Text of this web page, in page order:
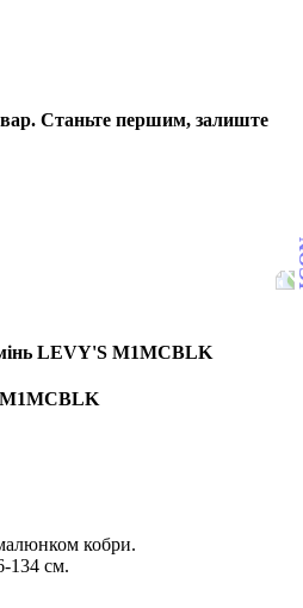
Станьте першим, залиште
LEVY'S M1MCBLK
M1MCBLK
кобри.
134 см.